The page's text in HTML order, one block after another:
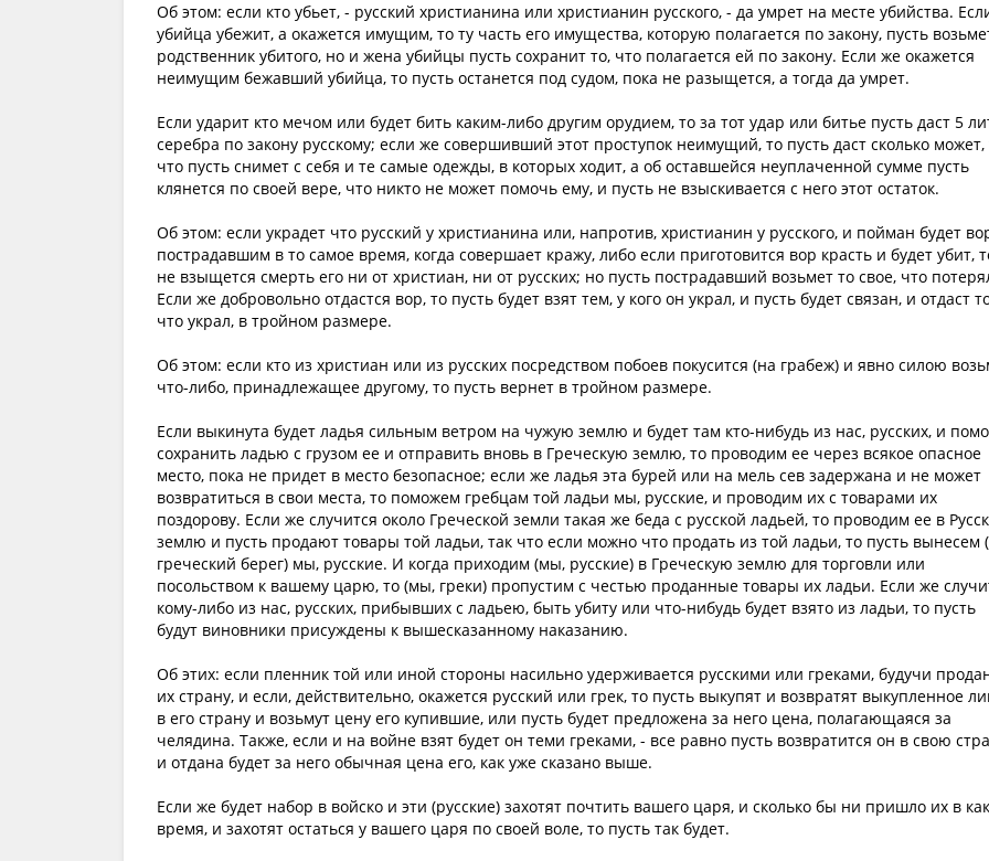
Об этом: если кто убьет, - русский христианина или христианин русского, - да умрет на месте убийства.
убийца убежит, а окажется имущим, то ту часть его имущества, которую полагается по закону, пусть
родственник убитого, но и жена убийцы пусть сохранит то, что полагается ей по закону. Если же окажется
неимущим бежавший убийца, то пусть останется под судом, пока не разыщется, а тогда да умрет.
Если ударит кто мечом или будет бить каким-либо другим орудием, то за тот удар или битье пусть даст 5
серебра по закону русскому; если же совершивший этот проступок неимущий, то пусть даст сколько может,
что пусть снимет с себя и те самые одежды, в которых ходит, а об оставшейся неуплаченной сумме пусть
клянется по своей вере, что никто не может помочь ему, и пусть не взыскивается с него этот остаток.
Об этом: если украдет что русский у христианина или, напротив, христианин у русского, и пойман будет
пострадавшим в то самое время, когда совершает кражу, либо если приготовится вор красть и будет убит,
не взыщется смерть его ни от христиан, ни от русских; но пусть пострадавший возьмет то свое, что
Если же добровольно отдастся вор, то пусть будет взят тем, у кого он украл, и пусть будет связан, и отдаст
что украл, в тройном размере.
Об этом: если кто из христиан или из русских посредством побоев покусится (на грабеж) и явно силою
что-либо, принадлежащее другому, то пусть вернет в тройном размере.
Если выкинута будет ладья сильным ветром на чужую землю и будет там кто-нибудь из нас, русских, и
сохранить ладью с грузом ее и отправить вновь в Греческую землю, то проводим ее через всякое опасное
место, пока не придет в место безопасное; если же ладья эта бурей или на мель сев задержана и не может
возвратиться в свои места, то поможем гребцам той ладьи мы, русские, и проводим их с товарами их
поздорову. Если же случится около Греческой земли такая же беда с русской ладьей, то проводим ее в
землю и пусть продают товары той ладьи, так что если можно что продать из той ладьи, то пусть вынесем
греческий берег) мы, русские. И когда приходим (мы, русские) в Греческую землю для торговли или
посольством к вашему царю, то (мы, греки) пропустим с честью проданные товары их ладьи. Если же
кому-либо из нас, русских, прибывших с ладьею, быть убиту или что-нибудь будет взято из ладьи, то пусть
будут виновники присуждены к вышесказанному наказанию.
Об этих: если пленник той или иной стороны насильно удерживается русскими или греками, будучи
их страну, и если, действительно, окажется русский или грек, то пусть выкупят и возвратят выкупленное
в его страну и возьмут цену его купившие, или пусть будет предложена за него цена, полагающаяся за
челядина. Также, если и на войне взят будет он теми греками, - все равно пусть возвратится он в свою
и отдана будет за него обычная цена его, как уже сказано выше.
Если же будет набор в войско и эти (русские) захотят почтить вашего царя, и сколько бы ни пришло их в
время, и захотят остаться у вашего царя по своей воле, то пусть так будет.